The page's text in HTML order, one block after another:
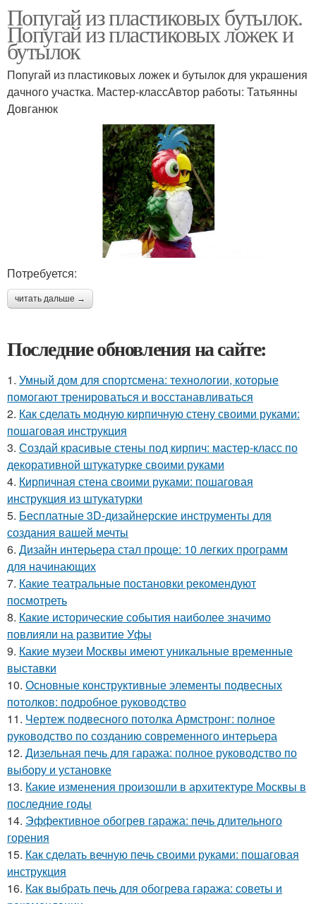
Попугай из пластиковых бутылок.
Попугай из пластиковых ложек и
бутылок
Попугай из пластиковых ложек и бутылок для украшения
дачного участка. Мастер-классАвтор работы: Татьянны
Довганюк
Потребуется:
читать дальше →
Последние обновления на сайте:
1. Умный дом для спортсмена: технологии, которые
помогают тренироваться и восстанавливаться
2. Как сделать модную кирпичную стену своими руками:
пошаговая инструкция
3. Создай красивые стены под кирпич: мастер-класс по
декоративной штукатурке своими руками
4. Кирпичная стена своими руками: пошаговая
инструкция из штукатурки
5. Бесплатные 3D-дизайнерские инструменты для
создания вашей мечты
6. Дизайн интерьера стал проще: 10 легких программ
для начинающих
7. Какие театральные постановки рекомендуют
посмотреть
8. Какие исторические события наиболее значимо
повлияли на развитие Уфы
9. Какие музеи Москвы имеют уникальные временные
выставки
10. Основные конструктивные элементы подвесных
потолков: подробное руководство
11. Чертеж подвесного потолка Армстронг: полное
руководство по созданию современного интерьера
12. Дизельная печь для гаража: полное руководство по
выбору и установке
13. Какие изменения произошли в архитектуре Москвы в
последние годы
14. Эффективное обогрев гаража: печь длительного
горения
15. Как сделать вечную печь своими руками: пошаговая
инструкция
16. Как выбрать печь для обогрева гаража: советы и